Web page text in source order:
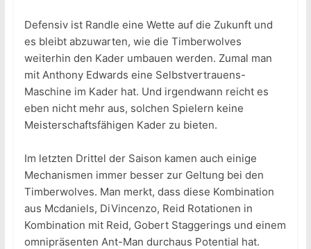
Defensiv ist Randle eine Wette auf die Zukunft und
es bleibt abzuwarten, wie die Timberwolves
weiterhin den Kader umbauen werden. Zumal man
mit Anthony Edwards eine Selbstvertrauens-
Maschine im Kader hat. Und irgendwann reicht es
eben nicht mehr aus, solchen Spielern keine
Meisterschaftsfähigen Kader zu bieten.
Im letzten Drittel der Saison kamen auch einige
Mechanismen immer besser zur Geltung bei den
Timberwolves. Man merkt, dass diese Kombination
aus Mcdaniels, DiVincenzo, Reid Rotationen in
Kombination mit Reid, Gobert Staggerings und einem
omnipräsenten Ant-Man durchaus Potential hat.